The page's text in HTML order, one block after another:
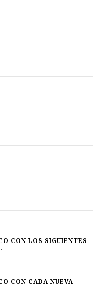
CON LOS SIGUIENTES
CON CADA NUEVA